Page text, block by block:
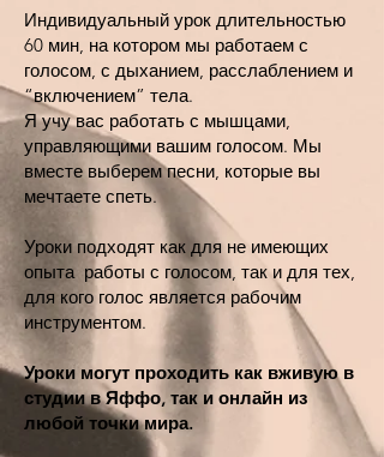
Индивидуальный урок длительностью
60 мин, на котором мы работаем с
голосом, с дыханием, расслаблением и
“включением” тела.
Я учу вас работать с мышцами,
управляющими вашим голосом. Мы
вместе выберем песни, которые вы
мечтаете спеть.
Уроки подходят как для не имеющих
опыта работы с голосом, так и для тех,
для кого голос является рабочим
инструментом.
Уроки могут проходить как вживую в
студии в Яффо, так и онлайн из
любой точки мира.